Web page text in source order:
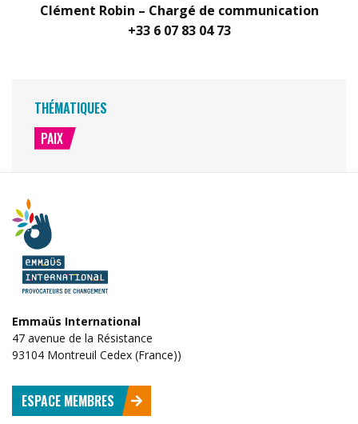
Clément Robin – Chargé de communication
+33 6 07 83 04 73
THÉMATIQUES
PAIX
Emmaüs International
47 avenue de la Résistance
93104 Montreuil Cedex (France))
ESPACE MEMBRES